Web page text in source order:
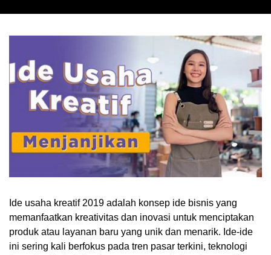
Ide usaha kreatif 2019 adalah konsep ide bisnis yang
memanfaatkan kreativitas dan inovasi untuk menciptakan
produk atau layanan baru yang unik dan menarik. Ide-ide
ini sering kali berfokus pada tren pasar terkini, teknologi